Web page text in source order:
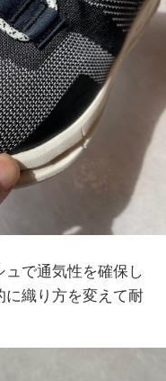
で通気性を確保し
に織り方を変えて耐